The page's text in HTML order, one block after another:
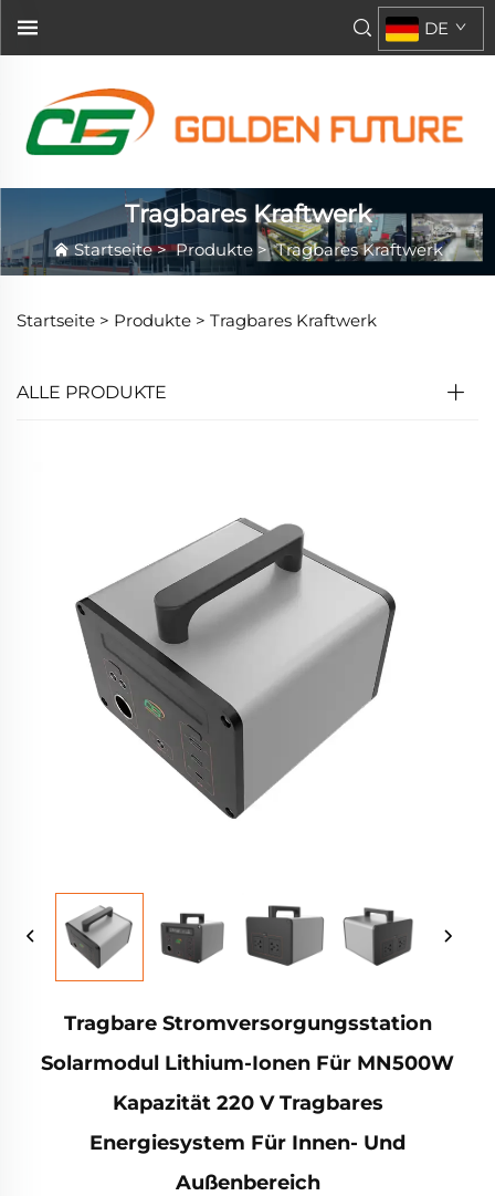
DE
Tragbares Kraftwerk
Startseite>Produkte>Tragbares Kraftwerk
Startseite > Produkte > Tragbares Kraftwerk
ALLE PRODUKTE
Tragbare Stromversorgungsstation
Solarmodul Lithium-Ionen Für MN500W
Kapazität 220 V Tragbares
Energiesystem Für Innen- Und
Außenbereich